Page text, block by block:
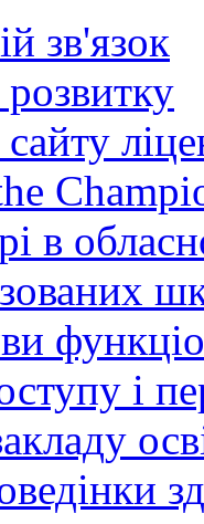
зв'язок
в
і